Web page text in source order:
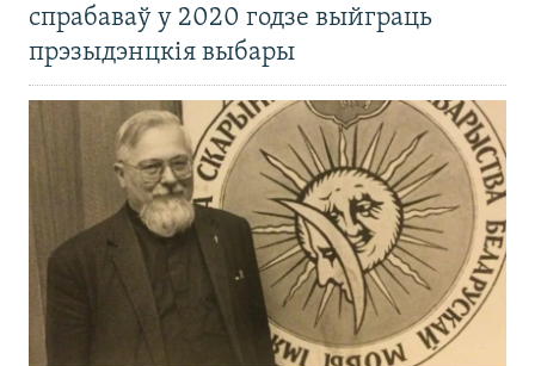
спрабаваў у 2020 годзе выйграць
прэзыдэнцкія выбары